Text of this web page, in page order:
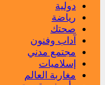
دولية
رياضة
صحتك
آداب وفنون
مجتمع مدني
إسلاميات
مغاربة العالم